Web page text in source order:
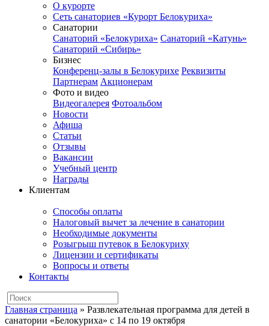
О курорте
Сеть санаториев «Курорт Белокуриха»
Санатории
Санаторий «Белокуриха» Санаторий «Катунь»
Санаторий «Сибирь»
Бизнес
Конференц-залы в Белокурихе Реквизиты
Партнерам Акционерам
Фото и видео
Видеогалерея Фотоальбом
Новости
Афиша
Статьи
Отзывы
Вакансии
Учебный центр
Награды
Клиентам
Способы оплаты
Налоговый вычет за лечение в санатории
Необходимые документы
Розыгрыш путевок в Белокуриху
Лицензии и сертификаты
Вопросы и ответы
Контакты
Главная страница » Развлекательная программа для детей в
санатории «Белокуриха» с 14 по 19 октября